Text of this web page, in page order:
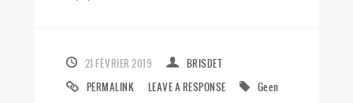
21 FÉVRIER 2019
BRISDET
PERMALINK
LEAVE A RESPONSE
Geen